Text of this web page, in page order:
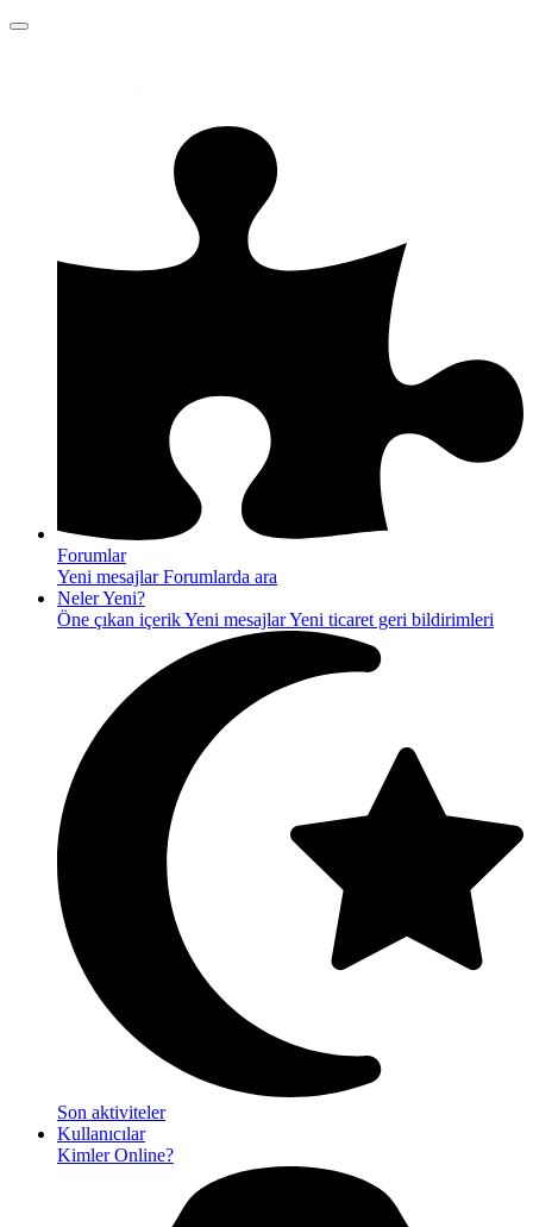
Forumlar
Yeni mesajlarForumlarda ara
Neler Yeni?
Öne çıkan içerikYeni mesajlarYeni ticaret geri bildirimleri
Son aktiviteler
Kullanıcılar
Kimler Online?